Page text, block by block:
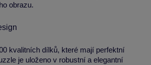
obrazu.
kvalitních dílků, které mají perfektní
je uloženo v robustní a elegantní